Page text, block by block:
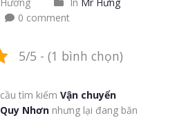
0 comment
5/5 - (1 bình chọn)
tìm kiếm Vận chuyển
Nhơn nhưng lại đang băn